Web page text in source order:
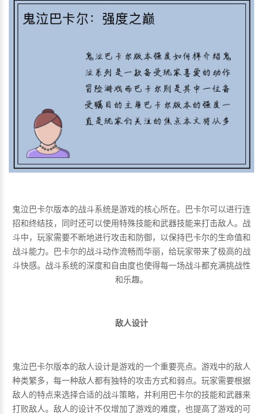
鬼泣巴卡尔版本的战斗系统是游戏的核心所在。巴卡尔可以进行连
招和终结技，同时还可以使用特殊技能和武器技能来打击敌人。战
斗中，玩家需要不断地进行攻击和防御，以保持巴卡尔的生命值和
战斗能力。巴卡尔的战斗动作流畅而华丽，给玩家带来了极高的战
斗快感。战斗系统的深度和自由度也使得每一场战斗都充满挑战性
和乐趣。
敌人设计
鬼泣巴卡尔版本的敌人设计是游戏的一个重要亮点。游戏中的敌人
种类繁多，每一种敌人都有独特的攻击方式和弱点。玩家需要根据
敌人的特点来选择合适的战斗策略，并利用巴卡尔的技能和武器来
打败敌人。敌人的设计不仅增加了游戏的难度，也提高了游戏的可